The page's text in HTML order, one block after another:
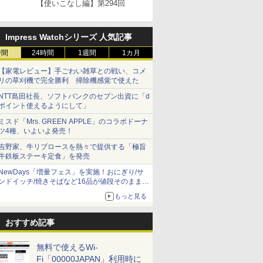
【使いこなし編】第294回
Impress Watchシリーズ 人気記事
24時間 1週間 1カ月
家電レビュー】手ごわい雑草との戦い、コメ
の草刈機で完全勝利 掃除機感覚で使えた
島田社長、ソフトバンクのセブン出資に「d
イント使えるようにして」
スド「Mrs. GREEN APPLE」のコラボドーナ
4種、いよいよ発売！
野家、牛リブロースを熱々で提供する「極旨
鉄板ステーキ定食」を発売
「増量フェス」を実施！おにぎり/サ
ドイッチ/焼きそばなど16品が値段そのままで
もっと見る
おすすめ記事
無料で使えるWi-
Fi「00000JAPAN」利用時に